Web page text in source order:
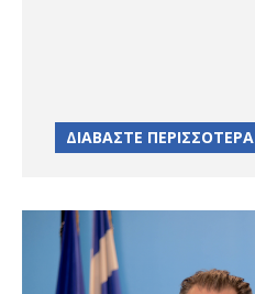
ΔΙΑΒΑΣΤΕ ΠΕΡΙΣΣΟΤΕΡΑ